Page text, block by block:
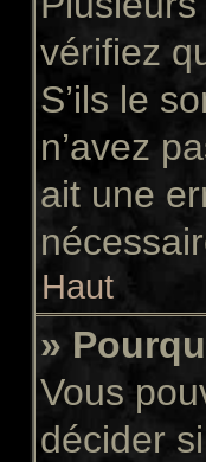
vérifiez
S’ils le
n’avez
ait une
Haut
»
Vous
décider